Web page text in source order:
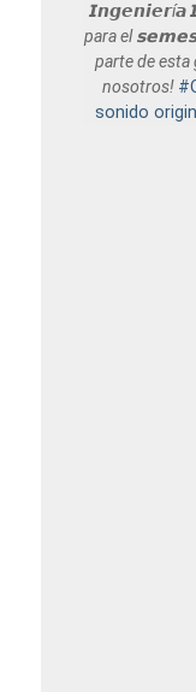
𝙄𝙣𝙜𝙚𝙣𝙞𝙚𝙧í𝙖
para el
parte de
nosotros!
sonido